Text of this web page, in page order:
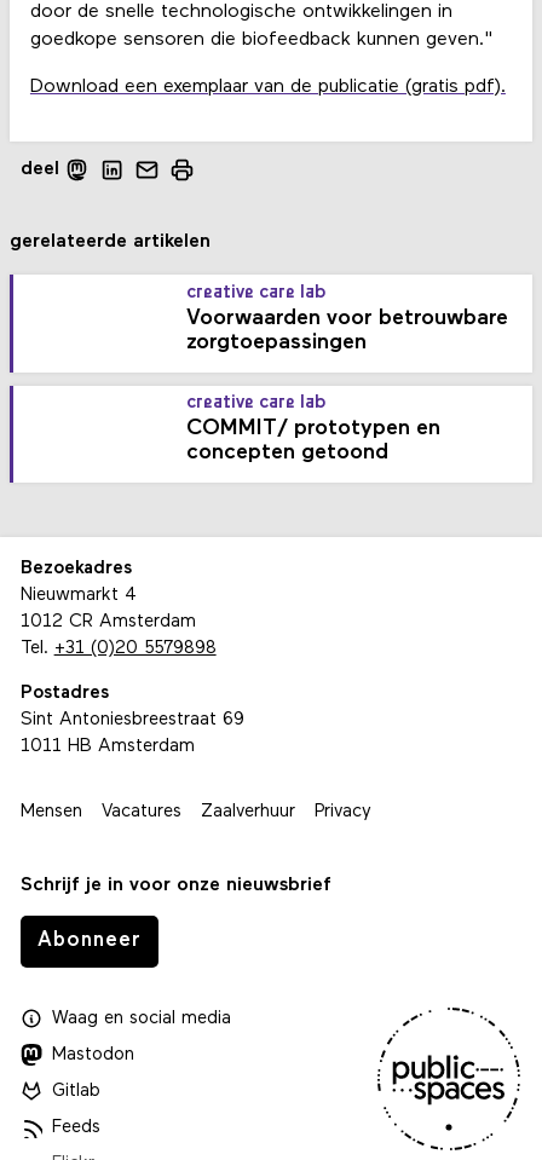
door de snelle technologische ontwikkelingen in
goedkope sensoren die biofeedback kunnen geven."
Download een exemplaar van de publicatie (gratis pdf).
deel
gerelateerde artikelen
creative care lab
Voorwaarden voor betrouwbare
zorgtoepassingen
creative care lab
COMMIT/ prototypen en
concepten getoond
Bezoekadres
Nieuwmarkt 4
1012 CR Amsterdam
Tel. +31 (0)20 5579898
Postadres
Sint Antoniesbreestraat 69
1011 HB Amsterdam
Mensen Vacatures Zaalverhuur Privacy
Schrijf je in voor onze nieuwsbrief
Abonneer
Waagen social media
Mastodon
Gitlab
Feeds